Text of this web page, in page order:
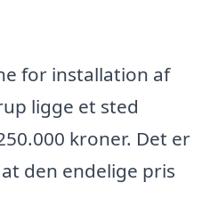
for installation af
ligge et sted
kroner. Det er
den endelige pris